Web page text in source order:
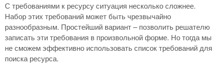
С требованиями к ресурсу ситуация несколько сложнее.
Набор этих требований может быть чрезвычайно
разнообразным. Простейший вариант – позволить решателю
записать эти требования в произвольной форме. Но тогда мы
не сможем эффективно использовать список требований для
поиска ресурса.